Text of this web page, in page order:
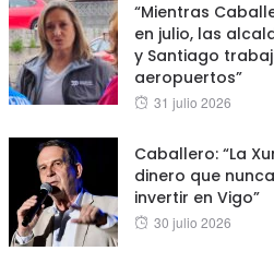
“Mientras
en julio, las
y Santiago
aeropuertos”
Posted
31 julio 2026
Caballero: “La
dinero que
invertir en Vigo”
Posted
30 julio 2026